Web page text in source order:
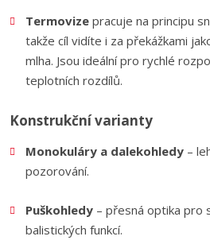
Termovizepracuje na principu
takže cíl vidíte i za překážkami
mlha. Jsou ideální pro rychlé
teplotních rozdílů.
Konstrukční varianty
Monokuláry a dalekohledy–
pozorování.
Puškohledy– přesná optika pro
balistických funkcí.